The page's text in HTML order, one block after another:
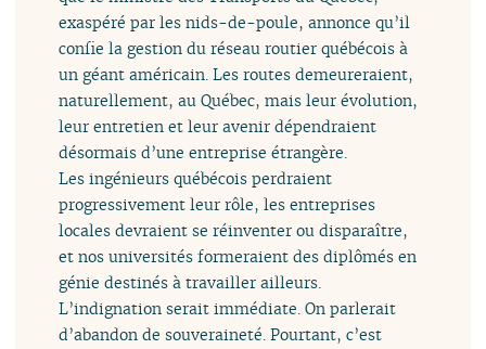
exaspéré par les nids-de-poule, annonce qu’il
confie la gestion du réseau routier québécois à
un géant américain. Les routes demeureraient,
naturellement, au Québec, mais leur évolution,
leur entretien et leur avenir dépendraient
désormais d’une entreprise étrangère.
Les ingénieurs québécois perdraient
progressivement leur rôle, les entreprises
locales devraient se réinventer ou disparaître,
et nos universités formeraient des diplômés en
génie destinés à travailler ailleurs.
L’indignation serait immédiate. On parlerait
d’abandon de souveraineté. Pourtant, c’est